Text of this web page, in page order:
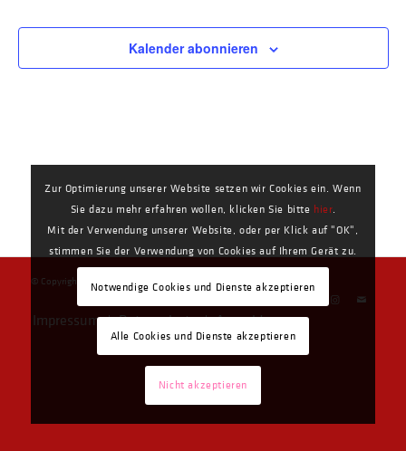
Kalender abonnieren
© Copyright - Stadtmusik Lörrach e.V. 1756 - Enfold Theme by Kriesi
Impressum Datenschutz Anmelden
Zur Optimierung unserer Website setzen wir Cookies ein. Wenn
Sie dazu mehr erfahren wollen, klicken Sie bitte hier.
Mit der Verwendung unserer Website, oder per Klick auf "OK",
stimmen Sie der Verwendung von Cookies auf Ihrem Gerät zu.
Notwendige Cookies und Dienste akzeptieren
Alle Cookies und Dienste akzeptieren
Nicht akzeptieren